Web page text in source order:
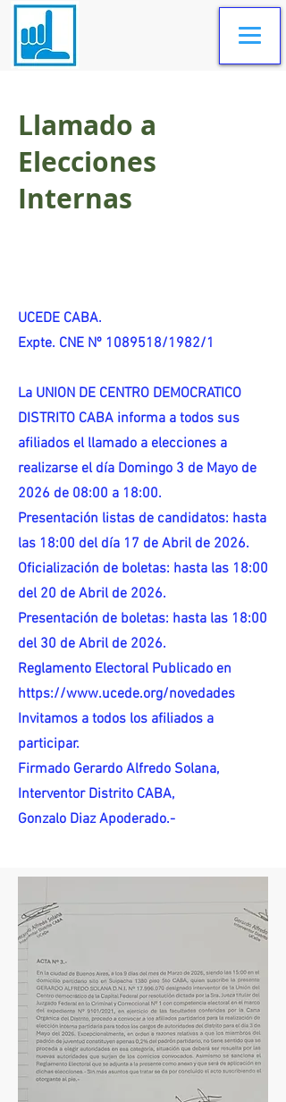
Llamado a
Elecciones
Internas
UCEDE CABA.
Expte. CNE Nº 1089518/1982/1
La UNION DE CENTRO DEMOCRATICO
DISTRITO CABA informa a todos sus
afiliados el llamado a elecciones a
realizarse el día Domingo 3 de Mayo de
2026 de 08:00 a 18:00.
Presentación listas de candidatos: hasta
las 18:00 del día 17 de Abril de 2026.
Oficialización de boletas: hasta las 18:00
del 20 de Abril de 2026.
Presentación de boletas: hasta las 18:00
del 30 de Abril de 2026.
Reglamento Electoral Publicado en
https://www.ucede.org/novedades
Invitamos a todos los afiliados a
participar.
Firmado Gerardo Alfredo Solana,
Interventor Distrito CABA,
Gonzalo Diaz Apoderado.-